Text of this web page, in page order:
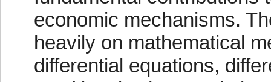
economic mechanisms.
heavily on mathematical
differential equations,